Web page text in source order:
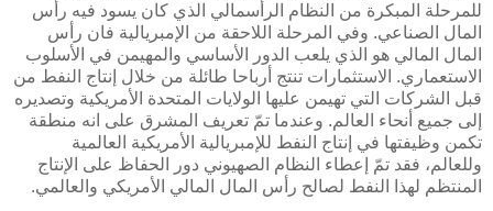
للمرحلة المبكرة من النظام الرأسمالي الذي كان يسود فيه رأس
المال الصناعي. وفي المرحلة اللاحقة من الإمبريالية فان رأس
المال المالي هو الذي يلعب الدور الأساسي والمهيمن في الأسلوب
الاستعماري. الاستثمارات تنتج أرباحا طائلة من خلال إنتاج النفط من
قبل الشركات التي تهيمن عليها الولايات المتحدة الأمريكية وتصديره
إلى جميع أنحاء العالم. وعندما تمّ تعريف المشرق على انه منطقة
تكمن وظيفتها في إنتاج النفط للإمبريالية الأمريكية العالمية
وللعالم، فقد تمّ إعطاء النظام الصهيوني دور الحفاظ على الإنتاج
المنتظم لهذا النفط لصالح رأس المال المالي الأمريكي والعالمي.